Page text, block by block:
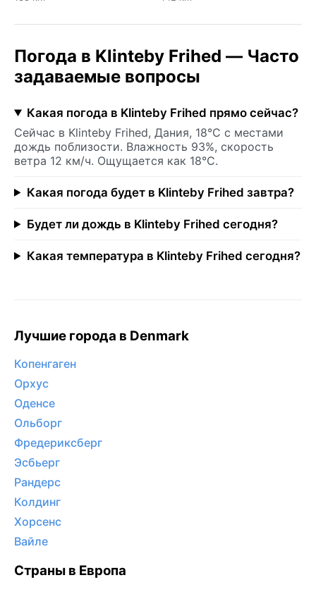
Погода в Klinteby Frihed — Часто
задаваемые вопросы
Какая погода в Klinteby Frihed прямо сейчас?
Сейчас в Klinteby Frihed, Дания, 18°C с местами
дождь поблизости. Влажность 93%, скорость
ветра 12 км/ч. Ощущается как 18°C.
Какая погода будет в Klinteby Frihed завтра?
Будет ли дождь в Klinteby Frihed сегодня?
Какая температура в Klinteby Frihed сегодня?
Лучшие города в Denmark
Копенгаген
Орхус
Оденсе
Ольборг
Фредериксберг
Эсбьерг
Рандерс
Колдинг
Хорсенс
Вайле
Страны в Европа